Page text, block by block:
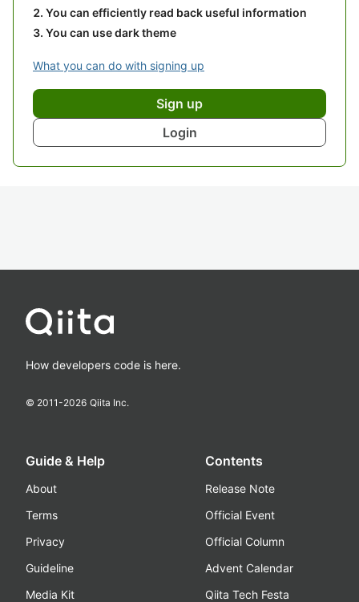
You can efficiently read back useful information
You can use dark theme
What you can do with signing up
Sign up
Login
How developers code is here.
© 2011-2026 Qiita Inc.
Guide & Help
About
Terms
Privacy
Guideline
Media Kit
Contents
Release Note
Official Event
Official Column
Advent Calendar
Qiita Tech Festa